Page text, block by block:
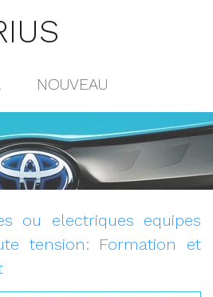
NOUVEAU
ou electriques equipes
tension: Formation et